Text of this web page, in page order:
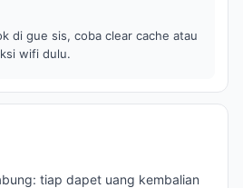
di gue sis, coba clear cache atau
wifi dulu.
tiap dapet uang kembalian